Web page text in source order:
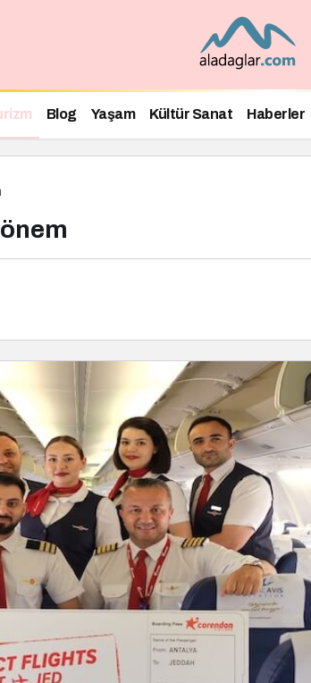
Blog Yaşam Kültür Sanat Haberler